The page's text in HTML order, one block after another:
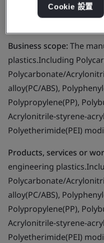
Ltd.
Business scope:The
plastics.Including
Polycarbonate/
alloy(PC/ABS),
Polypropylene(PP),
Acrylonitrile-styrene-
Polyetherimide(PEI)
Products, services or
engineering
Polycarbonate/
alloy(PC/ABS),
Polypropylene(PP),
Acrylonitrile-styrene-
Polyetherimide(PEI)
Cookie 設置